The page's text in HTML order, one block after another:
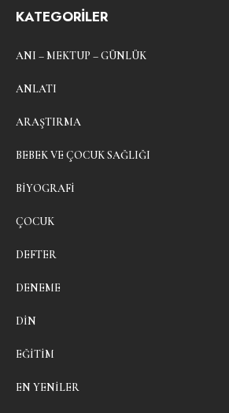
KATEGORİLER
ANI – MEKTUP – GÜNLÜK
ANLATI
ARAŞTIRMA
BEBEK VE ÇOCUK SAĞLIĞI
BIYOGRAFI
ÇOCUK
DEFTER
DENEME
DIN
EĞITIM
EN YENILER